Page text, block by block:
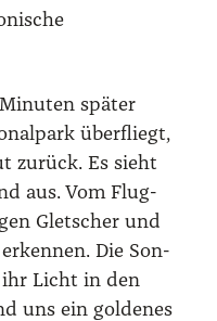
spä­ter
über­fliegt,
zurück. Es sieht
aus. Vom Flug­
Glet­scher und
Die Son­
ihr Licht in den
uns ein gol­de­nes